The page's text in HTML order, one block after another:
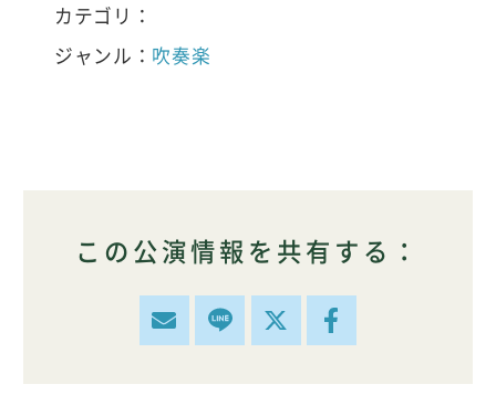
カテゴリ：
ジャンル： 吹奏楽
この公演情報を共有する：